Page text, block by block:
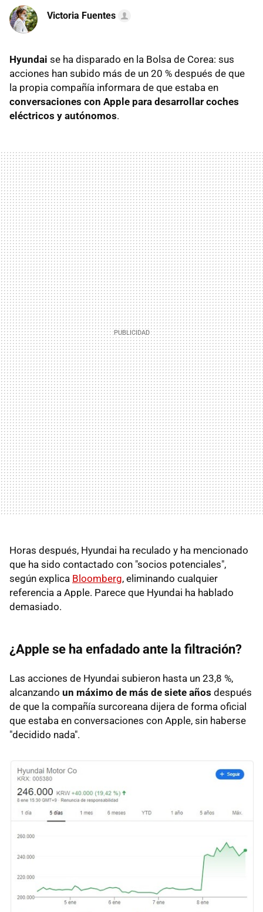
Victoria Fuentes
Hyundai se ha disparado en la Bolsa de Corea: sus
acciones han subido más de un 20 % después de que
la propia compañía informara de que estaba en
conversaciones con Apple para desarrollar coches
eléctricos y autónomos.
Horas después, Hyundai ha reculado y ha mencionado
que ha sido contactado con "socios potenciales",
según explica Bloomberg, eliminando cualquier
referencia a Apple. Parece que Hyundai ha hablado
demasiado.
¿Apple se ha enfadado ante la filtración?
Las acciones de Hyundai subieron hasta un 23,8 %,
alcanzando un máximo de más de siete años después
de que la compañía surcoreana dijera de forma oficial
que estaba en conversaciones con Apple, sin haberse
"decidido nada".